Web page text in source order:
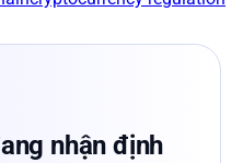
nhận định